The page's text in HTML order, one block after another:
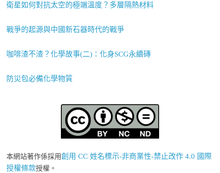
衛星如何對抗太空的極端溫度？多層隔熱材料
戰爭的起源與中國新石器時代的戰爭
咖啡渣不渣？化學故事(二)：化身SCG永續磚
防災包必備化學物質
本網站著作係採用創用 CC 姓名標示-非商業性-禁止改作 4.0 國際
授權條款授權。